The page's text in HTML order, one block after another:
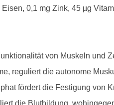
0,1 mg Zink, 45 µg
von Muskeln und
reguliert die autonome
fördert die Festigung von